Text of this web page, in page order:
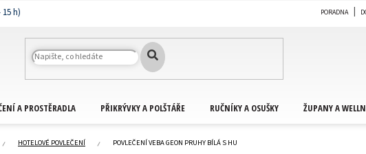
PORADNA
A PROSTĚRADLA PŘIKRÝVKY A POLŠTÁŘE RUČNÍKY A OSUŠKY ŽUPANY A
HOTELOVÉ POVLEČENÍ POVLEČENÍ VEBA GEON PRUHY BÍLÁ S HU